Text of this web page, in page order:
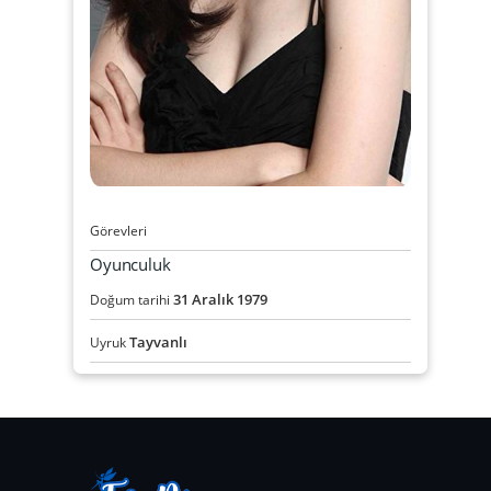
Görevleri
Oyunculuk
Doğum tarihi 31 Aralık 1979
UyrukTayvanlı